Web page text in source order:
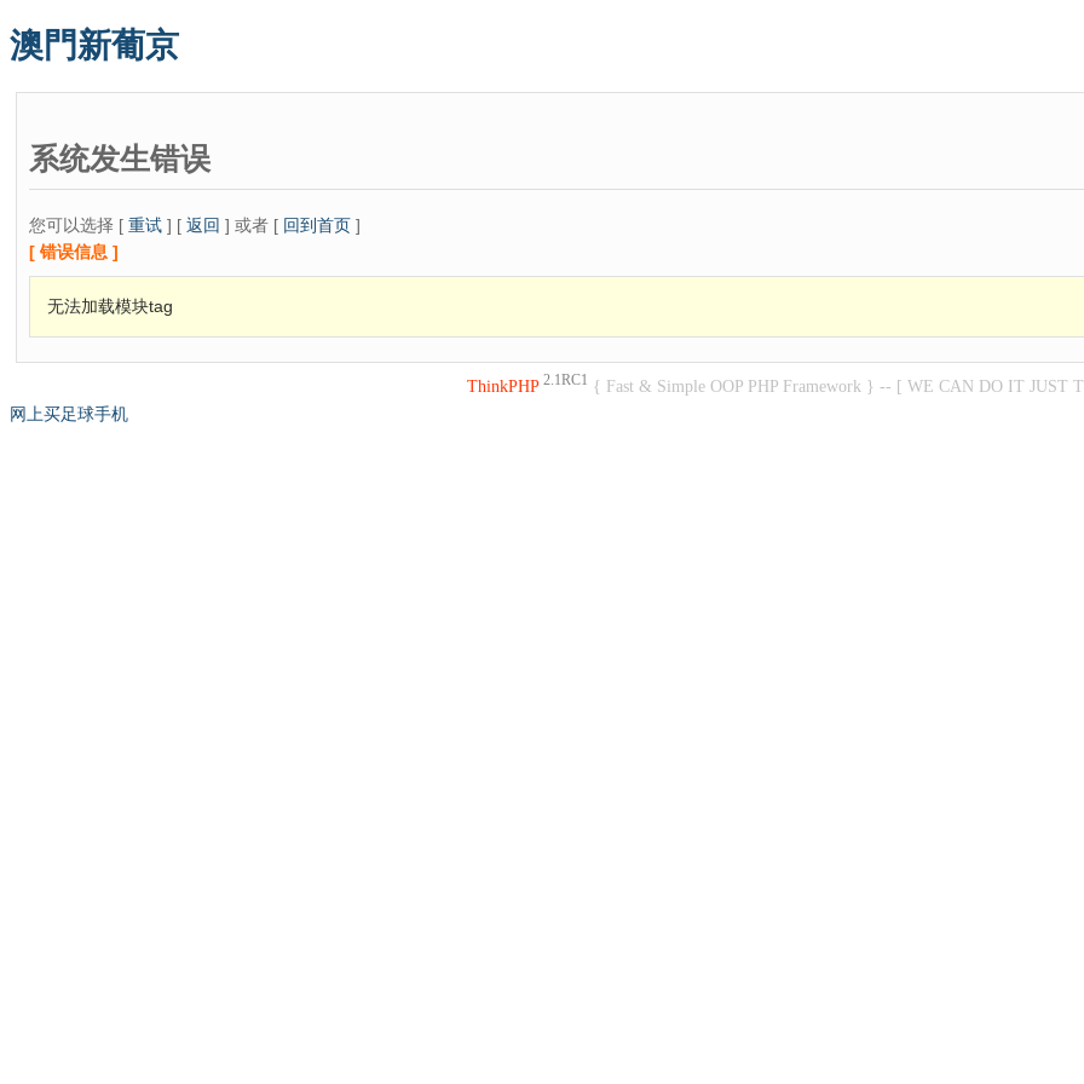
澳門新葡京
系统发生错误
您可以选择 [ 重试 ] [ 返回 ] 或者 [ 回到首页 ]
[ 错误信息 ]
无法加载模块tag
ThinkPHP 2.1RC1 { Fast & Simple OOP PHP Framework } -- [ WE CAN DO IT JUST
网上买足球手机